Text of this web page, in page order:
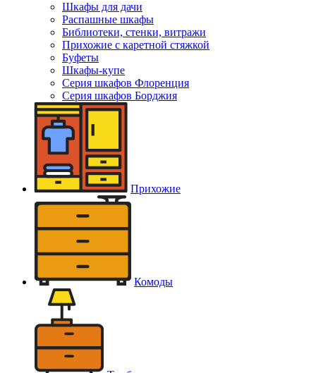
Шкафы для дачи
Распашные шкафы
Библиотеки, стенки, витражи
Прихожие с каретной стяжкой
Буфеты
Шкафы-купе
Серия шкафов Флоренция
Серия шкафов Борджия
Прихожие
Комоды